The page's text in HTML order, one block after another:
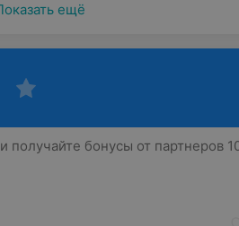
ещё